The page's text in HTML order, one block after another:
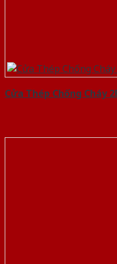
Cửa Thép Chống Cháy